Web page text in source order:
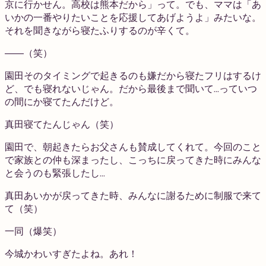
京に行かせん。高校は熊本だから」って。でも、ママは「あ
いかの一番やりたいことを応援してあげようよ」みたいな。
それを聞きながら寝たふりするのが辛くて。
――（笑）
園田そのタイミングで起きるのも嫌だから寝たフリはするけ
ど、でも寝れないじゃん。だから最後まで聞いて…っていつ
の間にか寝てたんだけど。
真田寝てたんじゃん（笑）
園田で、朝起きたらお父さんも賛成してくれて。今回のこと
で家族との仲も深まったし、こっちに戻ってきた時にみんな
と会うのも緊張したし…
真田あいかが戻ってきた時、みんなに謝るために制服で来て
て（笑）
一同 （爆笑）
今城かわいすぎたよね。あれ！